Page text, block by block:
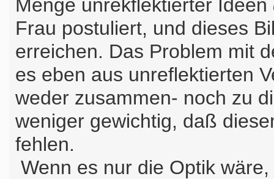
Menge unrekflektierter Ideen
Frau postuliert, und dieses
erreichen. Das Problem mit
es eben aus unreflektierten
weder zusammen- noch zu
weniger gewichtig, daß
fehlen.
Wenn es nur die Optik